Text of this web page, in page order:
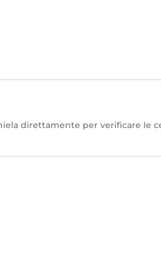
direttamente per verificare le